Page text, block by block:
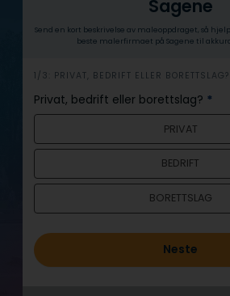
Sagene
Send en kort beskrivelse av maleoppdraget, så
beste malerfirmaet på Sagene til
h
e
r
1/3: PRIVAT, BEDRIFT ELLER BORETTSLAG?
Privat, bedrift eller borettslag? *
PRIVAT
BEDRIFT
BORETTSLAG
Neste